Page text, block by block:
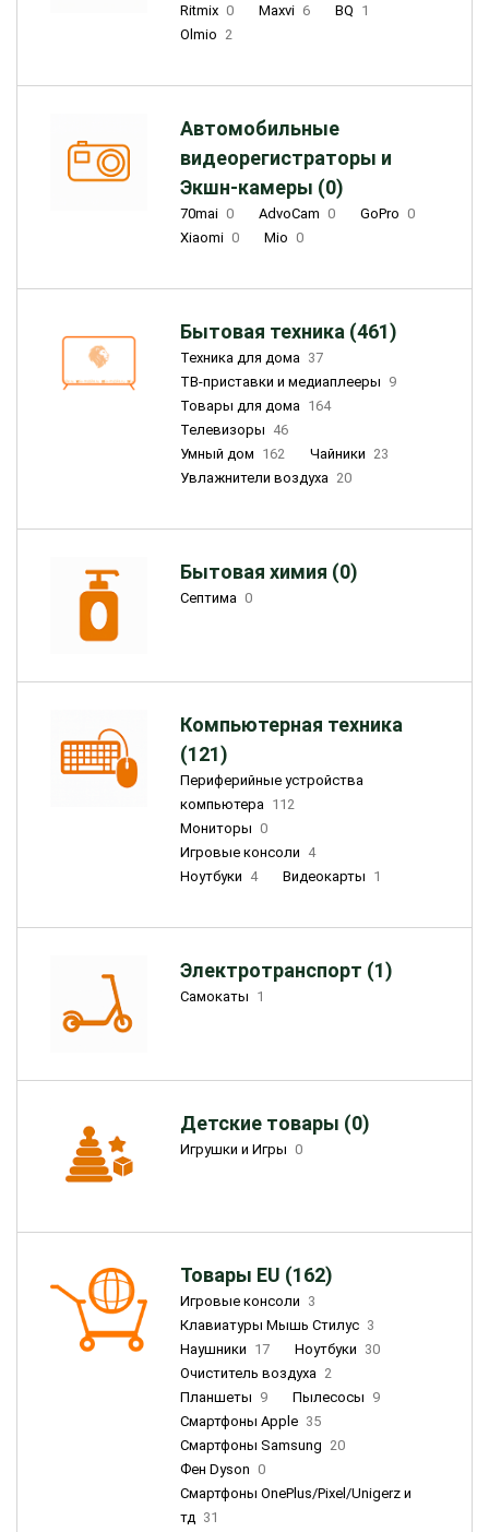
Ritmix 0 Maxvi 6 BQ 1
Olmio 2
Автомобильные
видеорегистраторы и
Экшн-камеры (0)
70mai 0 AdvoCam 0 GoPro 0
Xiaomi 0 Mio 0
Бытовая техника (461)
Техника для дома 37
ТВ-приставки и медиаплееры 9
Товары для дома 164
Телевизоры 46
Умный дом 162 Чайники 23
Увлажнители воздуха 20
Бытовая химия (0)
Септима 0
Компьютерная техника
(121)
Периферийные устройства
компьютера 112
Мониторы 0
Игровые консоли 4
Ноутбуки 4 Видеокарты 1
Электротранспорт (1)
Самокаты 1
Детские товары (0)
Игрушки и Игры 0
Товары EU (162)
Игровые консоли 3
Клавиатуры Мышь Стилус 3
Наушники 17 Ноутбуки 30
Очиститель воздуха 2
Планшеты 9 Пылесосы 9
Смартфоны Apple 35
Смартфоны Samsung 20
Фен Dyson 0
Смартфоны OnePlus/Pixel/Unigerz и
тд 31